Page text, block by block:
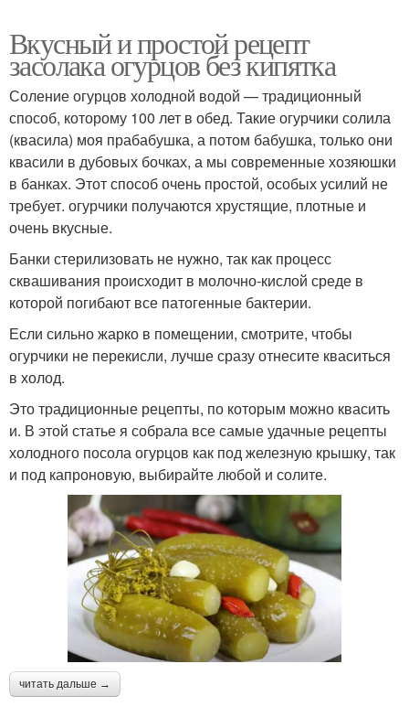
Вкусный и простой рецепт
засолака огурцов без кипятка
Соление огурцов холодной водой — традиционный
способ, которому 100 лет в обед. Такие огурчики солила
(квасила) моя прабабушка, а потом бабушка, только они
квасили в дубовых бочках, а мы современные хозяюшки
в банках. Этот способ очень простой, особых усилий не
требует. огурчики получаются хрустящие, плотные и
очень вкусные.
Банки стерилизовать не нужно, так как процесс
сквашивания происходит в молочно-кислой среде в
которой погибают все патогенные бактерии.
Если сильно жарко в помещении, смотрите, чтобы
огурчики не перекисли, лучше сразу отнесите кваситься
в холод.
Это традиционные рецепты, по которым можно квасить
и. В этой статье я собрала все самые удачные рецепты
холодного посола огурцов как под железную крышку, так
и под капроновую, выбирайте любой и солите.
читать дальше →